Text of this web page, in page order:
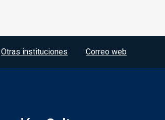
Otras instituciones Correo web